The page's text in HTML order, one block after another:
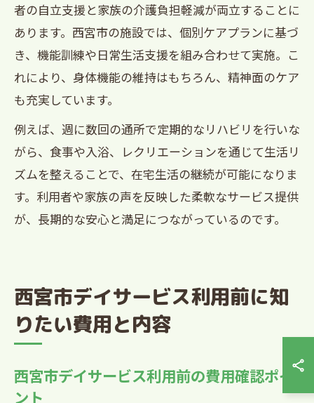
者の自立支援と家族の介護負担軽減が両立することに
あります。西宮市の施設では、個別ケアプランに基づ
き、機能訓練や日常生活支援を組み合わせて実施。こ
れにより、身体機能の維持はもちろん、精神面のケア
も充実しています。
例えば、週に数回の通所で定期的なリハビリを行いな
がら、食事や入浴、レクリエーションを通じて生活リ
ズムを整えることで、在宅生活の継続が可能になりま
す。利用者や家族の声を反映した柔軟なサービス提供
が、長期的な安心と満足につながっているのです。
西宮市デイサービス利用前に知
りたい費用と内容
西宮市デイサービス利用前の費用確認ポイ
ント